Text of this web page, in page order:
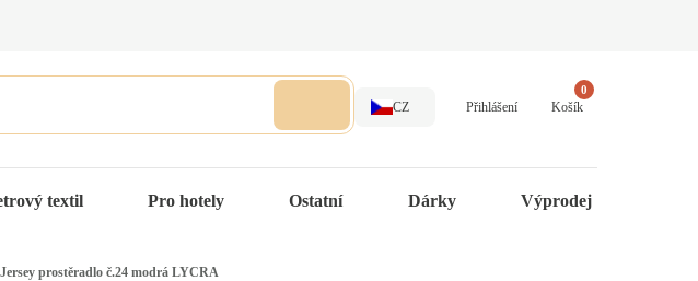
CZ Přihlášení
0
Košík
textil Pro hotely Ostatní Dárky Výprodej
Jersey prostěradlo č.24 modrá LYCRA